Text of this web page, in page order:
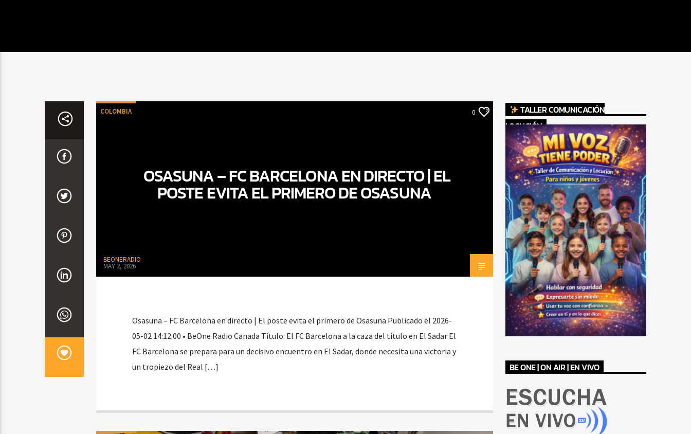
COLOMBIA 0
OSASUNA – FC BARCELONA EN DIRECTO | EL
POSTE EVITA EL PRIMERO DE OSASUNA
BEONERADIO
MAY 2, 2026
Osasuna – FC Barcelona en directo | El poste evita el primero de Osasuna Publicado el 2026-
05-02 14:12:00 • BeOne Radio Canada Título: El FC Barcelona a la caza del título en El Sadar El
FC Barcelona se prepara para un decisivo encuentro en El Sadar, donde necesita una victoria y
un tropiezo del Real […]
TALLER COMUNICACIÓN
LOCUCIÓN
BE ONE | ON AIR | EN VIVO